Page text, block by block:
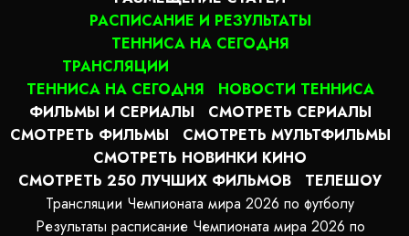
РАСПИСАНИЕ И РЕЗУЛЬТАТЫ
ТЕННИСА НА СЕГОДНЯ
ТРАНСЛЯЦИИ
ТЕННИСА НА СЕГОДНЯ
НОВОСТИ ТЕННИСА
ФИЛЬМЫ И СЕРИАЛЫ
СМОТРЕТЬ СЕРИАЛЫ
СМОТРЕТЬ ФИЛЬМЫ
СМОТРЕТЬ МУЛЬТФИЛЬМЫ
СМОТРЕТЬ НОВИНКИ КИНО
СМОТРЕТЬ 250 ЛУЧШИХ ФИЛЬМОВ
ТЕЛЕШОУ
Трансляции Чемпионата мира 2026 по футболу
Результаты расписание Чемпионата мира 2026 по